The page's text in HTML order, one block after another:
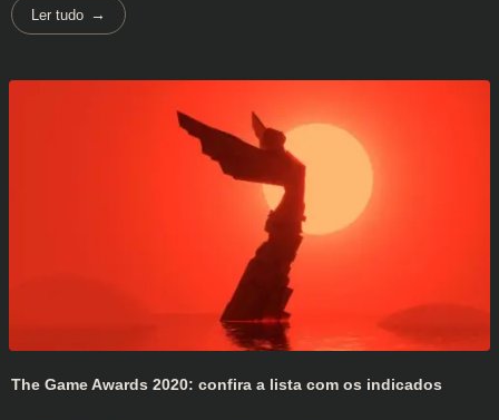
Ler tudo
The Game Awards 2020: confira a lista com os indicados